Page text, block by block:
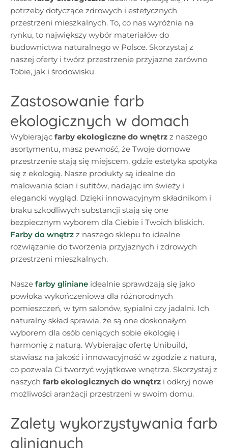
potrzeby dotyczące zdrowych i estetycznych
przestrzeni mieszkalnych. To, co nas wyróżnia na
rynku, to największy wybór materiałów do
budownictwa naturalnego w Polsce. Skorzystaj z
naszej oferty i twórz przestrzenie przyjazne zarówno
Tobie, jak i środowisku.
Zastosowanie farb
ekologicznych w domach
Wybierając farby ekologiczne do wnętrz z naszego
asortymentu, masz pewność, że Twoje domowe
przestrzenie stają się miejscem, gdzie estetyka spotyka
się z ekologią. Nasze produkty są idealne do
malowania ścian i sufitów, nadając im świeży i
elegancki wygląd. Dzięki innowacyjnym składnikom i
braku szkodliwych substancji stają się one
bezpiecznym wyborem dla Ciebie i Twoich bliskich.
Farby do wnętrz z naszego sklepu to idealne
rozwiązanie do tworzenia przyjaznych i zdrowych
przestrzeni mieszkalnych.
Nasze farby gliniane idealnie sprawdzają się jako
powłoka wykończeniowa dla różnorodnych
pomieszczeń, w tym salonów, sypialni czy jadalni. Ich
naturalny skład sprawia, że są one doskonałym
wyborem dla osób ceniących sobie ekologię i
harmonię z naturą. Wybierając ofertę Unibuild,
stawiasz na jakość i innowacyjność w zgodzie z naturą,
co pozwala Ci tworzyć wyjątkowe wnętrza. Skorzystaj z
naszych farb ekologicznych do wnętrz i odkryj nowe
możliwości aranżacji przestrzeni w swoim domu.
Zalety wykorzystywania farb
glinianych